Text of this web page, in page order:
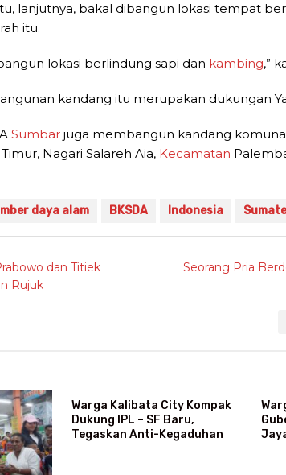
lanjutnya, bakal dibangun lokasi tempat
itu.
lokasi berlindung sapi dan kambing,”
kandang itu merupakan dukungan
Sumbar juga membangun kandang
Nagari Salareh Aia, Kecamatan
daya alam BKSDA Indonesia
dan Titiek
Rujuk
Seorang Pria
Warga Kalibata City Kompak
Dukung IPL – SF Baru,
Tegaskan Anti-Kegaduhan